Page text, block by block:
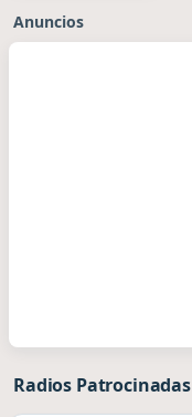
Anuncios
Radios Patrocinadas